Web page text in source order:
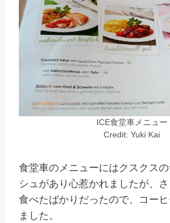
ICE食堂車メニュー
Credit: Yuki Kai
食堂車のメニューにはクスクス
シュがあり心惹かれましたが、
食べたばかりだったので、コー
ました。